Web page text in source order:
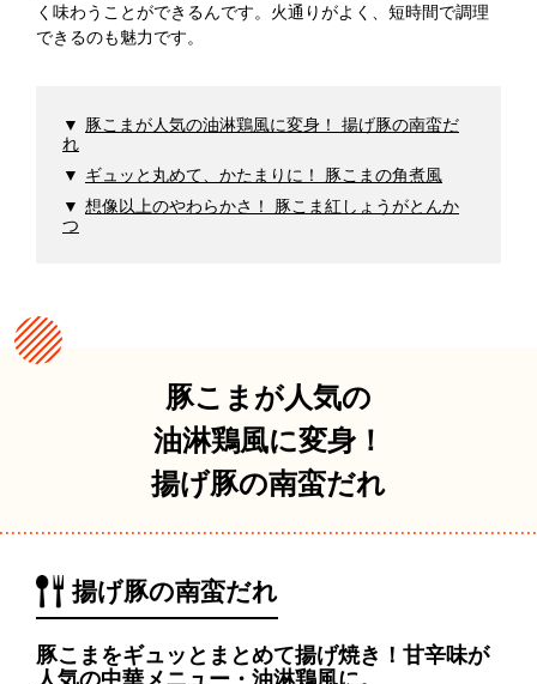
く味わうことができるんです。火通りがよく、短時間で調理
できるのも魅力です。
豚こまが人気の油淋鶏風に変身！ 揚げ豚の南蛮だ
れ
ギュッと丸めて、かたまりに！ 豚こまの角煮風
想像以上のやわらかさ！ 豚こま紅しょうがとんか
つ
豚こまが人気の
油淋鶏風に変身！
揚げ豚の南蛮だれ
揚げ豚の南蛮だれ
豚こまをギュッとまとめて揚げ焼き！甘辛味が
人気の中華メニュー・油淋鶏風に。